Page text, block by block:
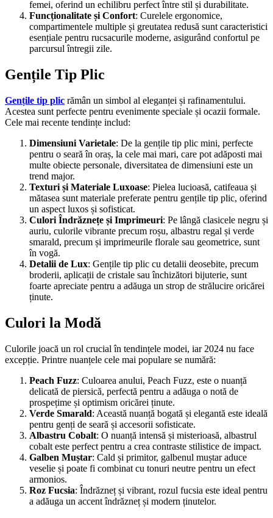
femei, oferind un echilibru perfect între stil și durabilitate.
Funcționalitate și Confort: Curelele ergonomice,
compartimentele multiple și greutatea redusă sunt caracteristici
esențiale pentru rucsacurile moderne, asigurând confortul pe
parcursul întregii zile.
Gențile Tip Plic
Gențile tip plic rămân un simbol al eleganței și rafinamentului.
Acestea sunt perfecte pentru evenimente speciale și ocazii formale.
Cele mai recente tendințe includ:
Dimensiuni Varietale: De la gențile tip plic mini, perfecte
pentru o seară în oraș, la cele mai mari, care pot adăposti mai
multe obiecte personale, diversitatea de dimensiuni este un
trend major.
Texturi și Materiale Luxoase: Pielea lucioasă, catifeaua și
mătasea sunt materiale preferate pentru gențile tip plic, oferind
un aspect luxos și sofisticat.
Culori Îndrăznețe și Imprimeuri: Pe lângă clasicele negru și
auriu, culorile vibrante precum roșu, albastru regal și verde
smarald, precum și imprimeurile florale sau geometrice, sunt
în vogă.
Detalii de Lux: Gențile tip plic cu detalii deosebite, precum
broderii, aplicații de cristale sau închizători bijuterie, sunt
foarte apreciate pentru a adăuga un strop de strălucire oricărei
ținute.
Culori la Modă
Culorile joacă un rol crucial în tendințele modei, iar 2024 nu face
excepție. Printre nuanțele cele mai populare se numără:
Peach Fuzz: Culoarea anului, Peach Fuzz, este o nuanță
delicată de piersică, perfectă pentru a adăuga o notă de
prospețime și optimism oricărei ținute.
Verde Smarald: Această nuanță bogată și elegantă este ideală
pentru genți de seară și accesorii sofisticate.
Albastru Cobalt: O nuanță intensă și misterioasă, albastrul
cobalt este perfect pentru a crea contraste stilistice de impact.
Galben Muștar: Cald și primitor, galbenul muștar aduce
veselie și poate fi combinat cu tonuri neutre pentru un efect
armonios.
Roz Fucsia: Îndrăzneț și vibrant, rozul fucsia este ideal pentru
a adăuga un accent îndrăzneț și modern ținutelor.